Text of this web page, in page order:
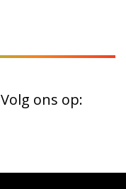
Volg ons op: